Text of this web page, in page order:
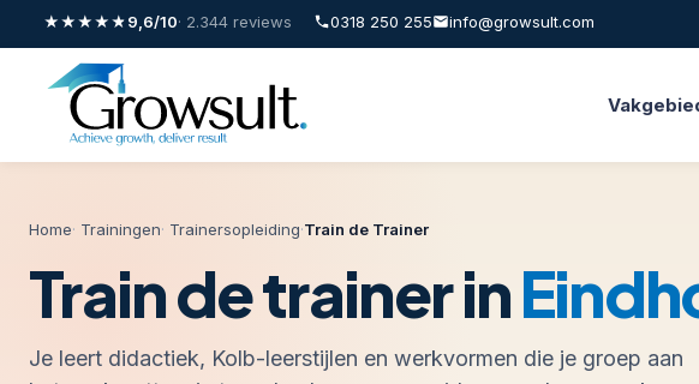
★★★★★9,6/10· 2.344 reviews 0318 250 255 info@growsult.com
Home· Trainingen· Trainersopleiding·Train de Trainer
Train de trainer in
Je leert didactiek, Kolb-leerstijlen en werkvormen die je groep aan